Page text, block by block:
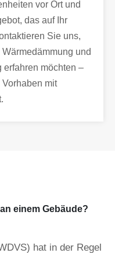
vor Ort und
das auf Ihr
Sie uns,
und
erfahren möchten –
mit
einem Gebäude?
hat in der Regel